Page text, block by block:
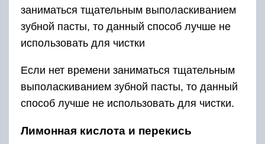
заниматься тщательным выполаскиванием
зубной пасты, то данный способ лучше не
использовать для чистки
Если нет времени заниматься тщательным
выполаскиванием зубной пасты, то данный
способ лучше не использовать для чистки.
Лимонная кислота и перекись